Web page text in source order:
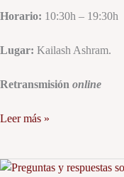
Horario: 10:30h – 19:30h
Lugar: Kailash Ashram.
Retransmisión online
Leer más »
Satsang